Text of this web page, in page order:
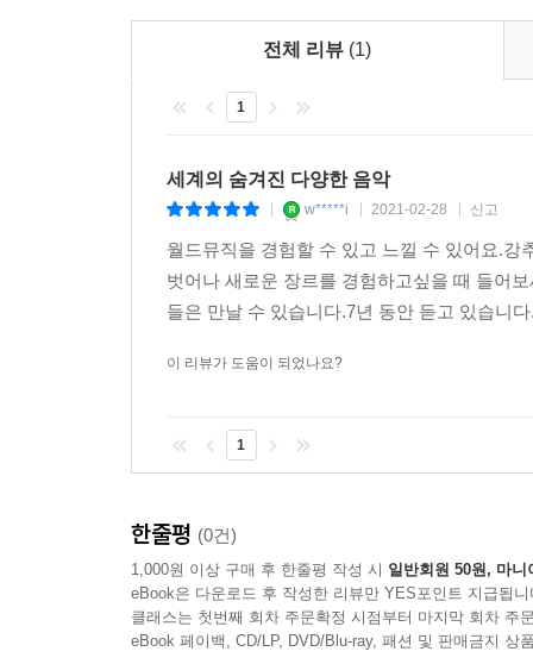
음반녹음을 진행할 계획이다.
기획 _ 임의진 www.sunmoodang.com
제작.배급 _ 아울로스 미디어
2011. 12 아울로스 제공
전체 리뷰 (1)
1
세계의 숨겨진 다양한 음악
w*****i 2021-02-28 신고
월드뮤직을 경험할 수 있고 느낄 수 있어요.
벗어나 새로운 장르를 경험하고싶을 때 들어
들은 만날 수 있습니다.7년 동안 듣고 있습니
이 리뷰가 도움이 되었나요?
1
한줄평 (0건)
1,000원 이상 구매 후 한줄평 작성 시 일반회원 50원, 마니
eBook은 다운로드 후 작성한 리뷰만 YES포인트 지급됩니
클래스는 첫번째 회차 주문확정 시점부터 마지막 회차 주
eBook 페이백, CD/LP, DVD/Blu-ray, 패션 및 판매금지 상